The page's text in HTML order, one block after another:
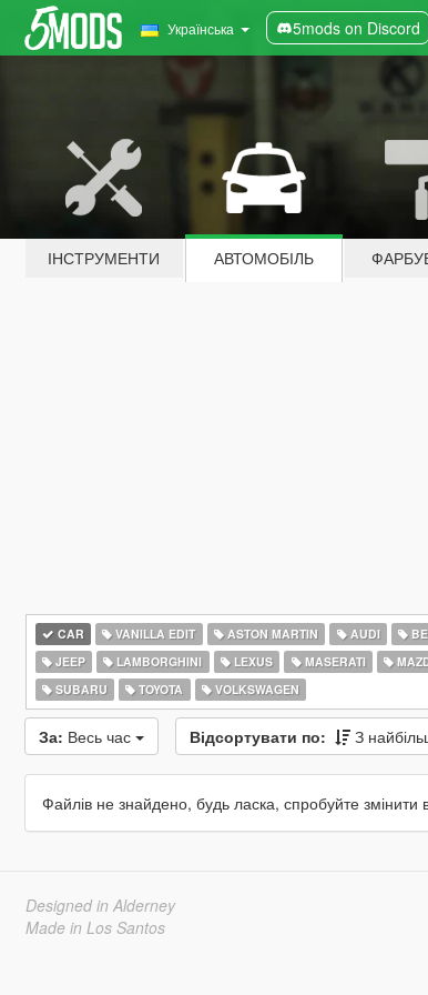
Українська 5mods on Discord
ІНСТРУМЕНТИ АВТОМОБІЛЬ
CAR VANILLA EDIT ASTON MARTIN AUDI
JEEP
LAMBORGHINI LEXUS MASERATI
SUBARU
TOYOTA VOLKSWAGEN
За: Весь час Відсортувати по: З
Файлів не знайдено, будь ласка, спробуйте змінити
Designed in Alderney
Made in Los Santos